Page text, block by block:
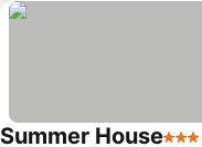
Summer House